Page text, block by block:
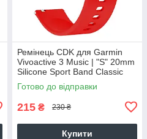
Ремінець CDK для Garmin
Vivoactive 3 Music | "S" 20mm
Silicone Sport Band Classic
(012194) (red)
Готово до відправки
215 ₴ 230 ₴
Купити